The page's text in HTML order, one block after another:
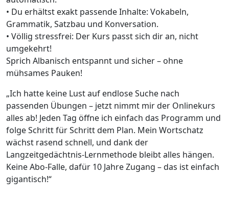
• Du erhältst exakt passende Inhalte: Vokabeln,
Grammatik, Satzbau und Konversation.
• Völlig stressfrei: Der Kurs passt sich dir an, nicht
umgekehrt!
Sprich Albanisch entspannt und sicher – ohne
mühsames Pauken!
„Ich hatte keine Lust auf endlose Suche nach
passenden Übungen – jetzt nimmt mir der Onlinekurs
alles ab! Jeden Tag öffne ich einfach das Programm und
folge Schritt für Schritt dem Plan. Mein Wortschatz
wächst rasend schnell, und dank der
Langzeitgedächtnis-Lernmethode bleibt alles hängen.
Keine Abo-Falle, dafür 10 Jahre Zugang – das ist einfach
gigantisch!“